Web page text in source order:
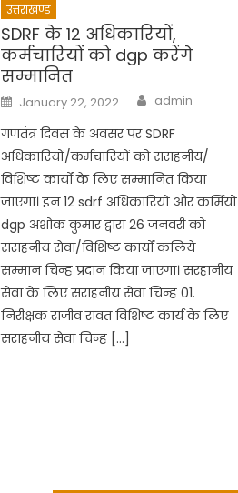
उत्तराखण्ड
SDRF के 12 अधिकारियों,
कर्मचारियों को dgp करेंगे
सम्मानित
Posted
on
January 22, 2022 Author
admin
गणतंत्र दिवस के अवसर पर SDRF
अधिकारियों/कर्मचारियों को सराहनीय/
विशिष्ट कार्यों के लिए सम्मानित किया
जाएगा। इन 12 sdrf अधिकारियों और कर्मियों
dgp अशोक कुमार द्वारा 26 जनवरी को
सराहनीय सेवा/विशिष्ट कार्यों कलिये
सम्मान चिन्ह प्रदान किया जाएगा। सरहानीय
सेवा के लिए सराहनीय सेवा चिन्ह 01.
निरीक्षक राजीव रावत विशिष्ट कार्य के लिए
सराहनीय सेवा चिन्ह […]